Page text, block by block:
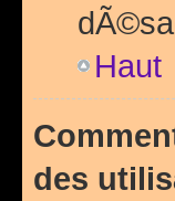
Haut
des